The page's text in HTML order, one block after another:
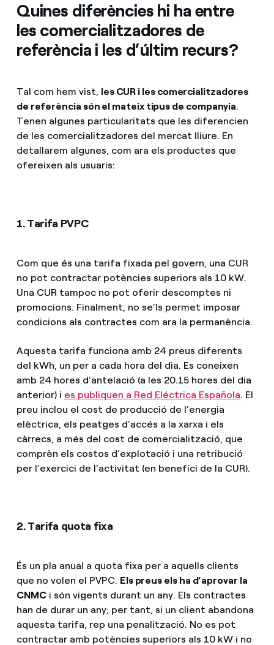
Quines diferències hi ha entre
les comercialitzadores de
referència i les d’últim recurs?
Tal com hem vist, les CUR i les comercialitzadores
de referència són el mateix tipus de companyia.
Tenen algunes particularitats que les diferencien
de les comercialitzadores del mercat lliure. En
detallarem algunes, com ara els productes que
ofereixen als usuaris:
1. Tarifa PVPC
Com que és una tarifa fixada pel govern, una CUR
no pot contractar potències superiors als 10 kW.
Una CUR tampoc no pot oferir descomptes ni
promocions. Finalment, no se’ls permet imposar
condicions als contractes com ara la permanència.
Aquesta tarifa funciona amb 24 preus diferents
del kWh, un per a cada hora del dia. Es coneixen
amb 24 hores d’antelació (a les 20.15 hores del dia
anterior) i es publiquen a Red Eléctrica Española. El
preu inclou el cost de producció de l’energia
elèctrica, els peatges d’accés a la xarxa i els
càrrecs, a més del cost de comercialització, que
comprèn els costos d’explotació i una retribució
per l’exercici de l’activitat (en benefici de la CUR).
2. Tarifa quota fixa
És un pla anual a quota fixa per a aquells clients
que no volen el PVPC. Els preus els ha d’aprovar la
CNMCi són vigents durant un any. Els contractes
han de durar un any; per tant, si un client abandona
aquesta tarifa, rep una penalització. No es pot
contractar amb potències superiors als 10 kW i no